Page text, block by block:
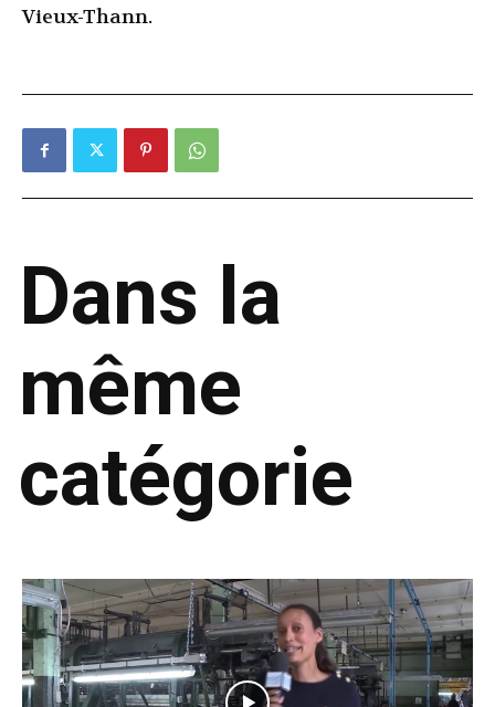
Vieux-Thann.
Dans la
même
catégorie